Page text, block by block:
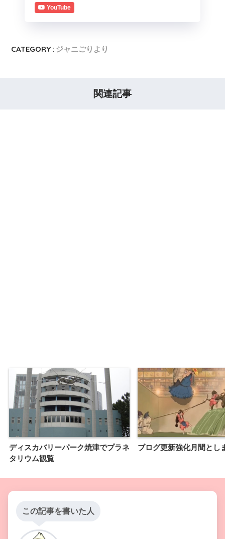
YouTube
CATEGORY : ジャニごりより
関連記事
ディスカバリーパーク焼津でプラネ
タリウム観覧
ブログ更新強化月間とし
この記事を書いた人